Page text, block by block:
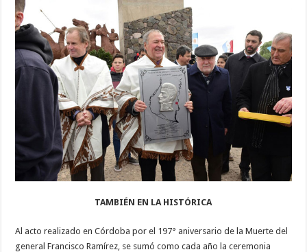
TAMBIÉN EN LA HISTÓRICA
Al acto realizado en Córdoba por el 197° aniversario de la Muerte del
general Francisco Ramírez, se sumó como cada año la ceremonia